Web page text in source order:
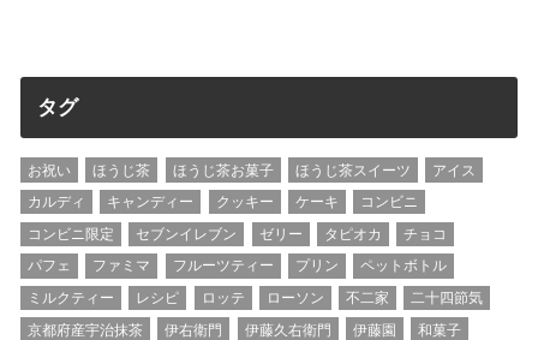
タグ
お祝い ほうじ茶 ほうじ茶お菓子 ほうじ茶スイーツ
アイス
カルディ
キャンディー クッキー ケーキ
コンビニ
コンビニ限定
セブンイレブン ゼリー タピオカ
チョコ
パフェ
ファミマ フルーツティー プリン
ペットボトル
ミルクティー
レシピ ロッテ ローソン 不二家
二十四節気
京都府産宇治抹茶
伊右衛門 伊藤久右衛門 伊藤園
和菓子